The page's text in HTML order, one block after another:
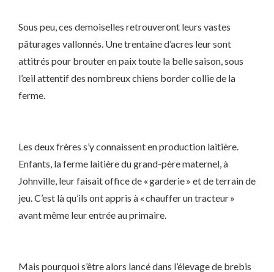
Sous peu, ces demoiselles retrouveront leurs vastes
pâturages vallonnés. Une trentaine d’acres leur sont
attitrés pour brouter en paix toute la belle saison, sous
l’œil attentif des nombreux chiens border collie de la
ferme.
Les deux frères s’y connaissent en production laitière.
Enfants, la ferme laitière du grand-père maternel, à
Johnville, leur faisait office de « garderie » et de terrain de
jeu. C’est là qu’ils ont appris à « chauffer un tracteur »
avant même leur entrée au primaire.
Mais pourquoi s’être alors lancé dans l’élevage de brebis